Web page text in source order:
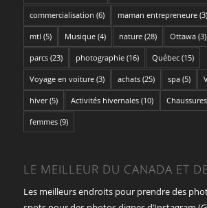
commercialisation (6) maman entrepreneure(3)
mtl (5) Musique(4) nature(28) Ottawa(3)
parcs(23) photographie(16) Québec(15)
Voyage en voiture(3) achats(25) spa(5)
hiver(5) Activités hivernales(10)
femmes(9)
LE MEILLEUR DU CANADA ET
Les meilleurs endroits pour prendre des